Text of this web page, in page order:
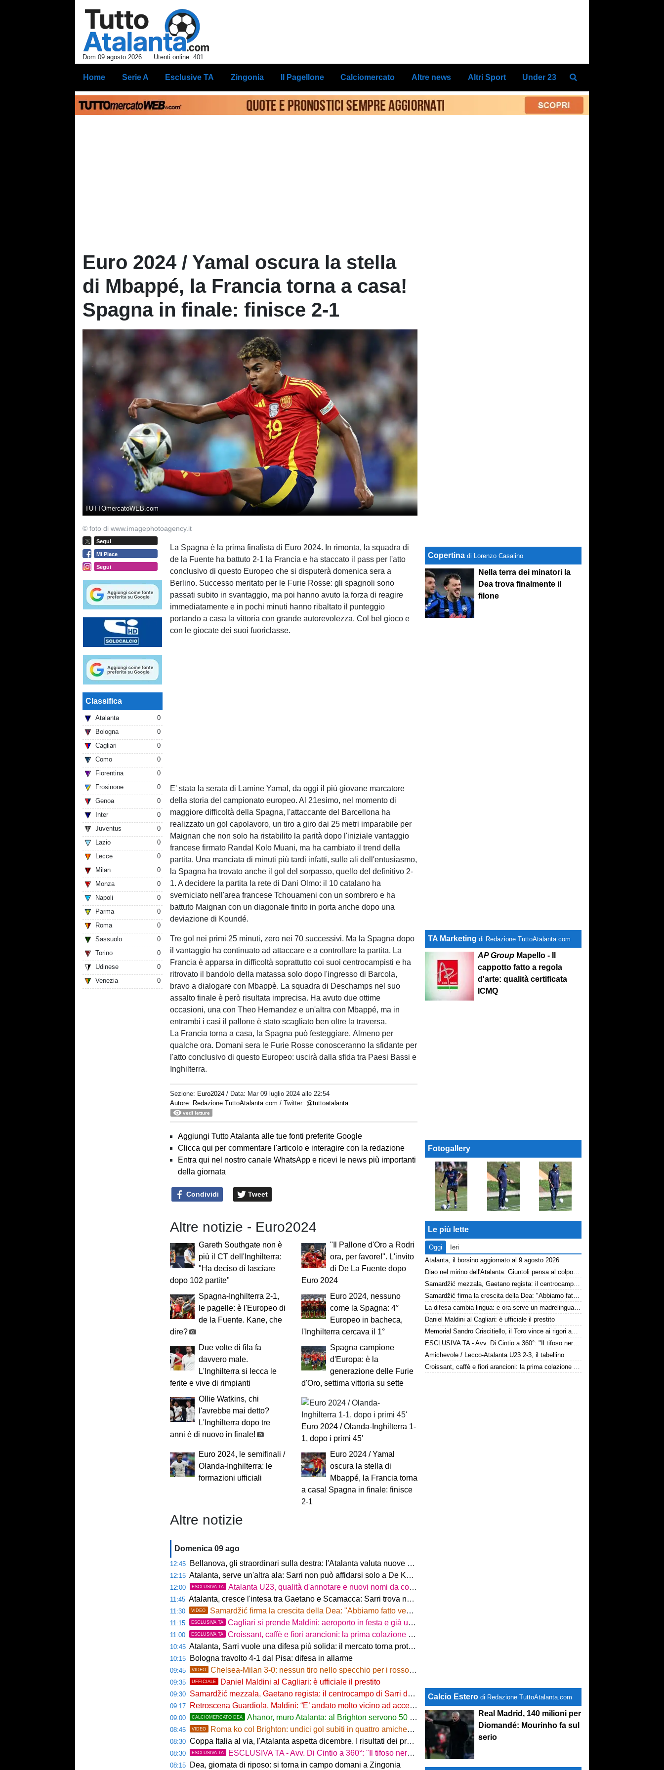
Dom 09 agosto 2026 Utenti online: 401
Home Serie A Esclusive TA Zingonia Il Pagellone Calciomercato Altre news Altri Sport Under 23
Euro 2024 / Yamal oscura la stella
di Mbappé, la Francia torna a casa!
Spagna in finale: finisce 2-1
TUTTOmercatoWEB.com
© foto di www.imagephotoagency.it
Segui
Mi Piace
Segui
Classifica
Atalanta
0
Bologna
0
Cagliari
0
Como
0
Fiorentina
0
Frosinone
0
Genoa
0
Inter
0
Juventus
0
Lazio
0
Lecce
0
Milan
0
Monza
0
Napoli
0
Parma
0
Roma
0
Sassuolo
0
Torino
0
Udinese
0
Venezia
0
La Spagna è la prima finalista di Euro 2024. In rimonta, la squadra di
de la Fuente ha battuto 2-1 la Francia e ha staccato il pass per l'atto
conclusivo di questo Europeo che si disputerà domenica sera a
Berlino. Successo meritato per le Furie Rosse: gli spagnoli sono
passati subito in svantaggio, ma poi hanno avuto la forza di reagire
immediatamente e in pochi minuti hanno ribaltato il punteggio
portando a casa la vittoria con grande autorevolezza. Col bel gioco e
con le giocate dei suoi fuoriclasse.
E' stata la serata di Lamine Yamal, da oggi il più giovane marcatore
della storia del campionato europeo. Al 21esimo, nel momento di
maggiore difficoltà della Spagna, l'attaccante del Barcellona ha
realizzato un gol capolavoro, un tiro a giro dai 25 metri imparabile per
Maignan che non solo ha ristabilito la parità dopo l'iniziale vantaggio
francese firmato Randal Kolo Muani, ma ha cambiato il trend della
partita. Una manciata di minuti più tardi infatti, sulle ali dell'entusiasmo,
la Spagna ha trovato anche il gol del sorpasso, quello del definitivo 2-
1. A decidere la partita la rete di Dani Olmo: il 10 catalano ha
sverniciato nell'area francese Tchouameni con un sombrero e ha
battuto Maignan con un diagonale finito in porta anche dopo una
deviazione di Koundé.
Tre gol nei primi 25 minuti, zero nei 70 successivi. Ma la Spagna dopo
il vantaggio ha continuato ad attaccare e a controllare la partita. La
Francia è apparsa in difficoltà soprattutto coi suoi centrocampisti e ha
ritrovato il bandolo della matassa solo dopo l'ingresso di Barcola,
bravo a dialogare con Mbappè. La squadra di Deschamps nel suo
assalto finale è però risultata imprecisa. Ha avuto due ottime
occasioni, una con Theo Hernandez e un'altra con Mbappé, ma in
entrambi i casi il pallone è stato scagliato ben oltre la traversa.
La Francia torna a casa, la Spagna può festeggiare. Almeno per
qualche ora. Domani sera le Furie Rosse conosceranno la sfidante per
l'atto conclusivo di questo Europeo: uscirà dalla sfida tra Paesi Bassi e
Inghilterra.
Sezione: Euro2024 / Data: Mar 09 luglio 2024 alle 22:54
Autore: Redazione TuttoAtalanta.com / Twitter: @tuttoatalanta
vedi letture
Aggiungi Tutto Atalanta alle tue fonti preferite Google
Clicca qui per commentare l'articolo e interagire con la redazione
Entra qui nel nostro canale WhatsApp e ricevi le news più importanti
della giornata
Condividi Tweet
Altre notizie - Euro2024
Gareth Southgate non è
più il CT dell'Inghilterra:
"Ha deciso di lasciare
dopo 102 partite"
"Il Pallone d'Oro a Rodri
ora, per favore!". L'invito
di De La Fuente dopo
Euro 2024
Spagna-Inghilterra 2-1,
le pagelle: è l'Europeo di
de la Fuente. Kane, che
dire?
Euro 2024, nessuno
come la Spagna: 4°
Europeo in bacheca,
l'Inghilterra cercava il 1°
Due volte di fila fa
davvero male.
L'Inghilterra si lecca le
ferite e vive di rimpianti
Spagna campione
d'Europa: è la
generazione delle Furie
d'Oro, settima vittoria su sette
Ollie Watkins, chi
l'avrebbe mai detto?
L'Inghilterra dopo tre
anni è di nuovo in finale!
Euro 2024 / Olanda-Inghilterra 1-
1, dopo i primi 45'
Euro 2024, le semifinali /
Olanda-Inghilterra: le
formazioni ufficiali
Euro 2024 / Yamal
oscura la stella di
Mbappé, la Francia torna
a casa! Spagna in finale: finisce
2-1
Altre notizie
Domenica 09 ago
12:45 Bellanova, gli straordinari sulla destra: l'Atalanta valuta nuove soluzioni
12:15 Atalanta, serve un'altra ala: Sarri non può affidarsi solo a De Ketelaere
12:00 ESCLUSIVA TA Atalanta U23, qualità d'annotare e nuovi nomi da considerare
11:45 Atalanta, cresce l'intesa tra Gaetano e Scamacca: Sarri trova nuove certezze
11:30 VIDEO Samardžić firma la crescita della Dea: "Abbiamo fatto vedere cosa possiamo fare"
11:15 ESCLUSIVA TA Cagliari si prende Maldini: aeroporto in festa e già un'Europa da regalare
11:00 ESCLUSIVA TA Croissant, caffè e fiori arancioni: la prima colazione bergamasca dei Gaetano
10:45 Atalanta, Sarri vuole una difesa più solida: il mercato torna protagonista
10:15 Bologna travolto 4-1 dal Pisa: difesa in allarme
09:45 VIDEO Chelsea-Milan 3-0: nessun tiro nello specchio per i rossoneri
09:35 UFFICIALE Daniel Maldini al Cagliari: è ufficiale il prestito
09:30 Samardžić mezzala, Gaetano regista: il centrocampo di Sarri decolla
09:17 Retroscena Guardiola, Maldini: “E’ andato molto vicino ad accettare”
09:00 CALCIOMERCATO DEA Ahanor, muro Atalanta: al Brighton servono 50 milioni
08:45 VIDEO Roma ko col Brighton: undici gol subiti in quattro amichevoli
08:30 Coppa Italia al via, l'Atalanta aspetta dicembre. I risultati dei preliminari, Vicenza subito fuori
08:30 ESCLUSIVA TA ESCLUSIVA TA - Avv. Di Cintio a 360°: "Il tifoso nerazzurro non può sentirsi trattato come un
08:15 Dea, giornata di riposo: si torna in campo domani a Zingonia
Copertina di Lorenzo Casalino
Nella terra dei minatori la
Dea trova finalmente il
filone
TA Marketing di Redazione TuttoAtalanta.com
AP Group Mapello - Il
cappotto fatto a regola
d'arte: qualità certificata
ICMQ
Fotogallery
Le più lette
Oggi
Ieri
Atalanta, il borsino aggiornato al 9 agosto 2026
Diao nel mirino dell'Atalanta: Giuntoli pensa al colpo dal Como
Samardžić mezzala, Gaetano regista: il centrocampo di Sarri decolla
Samardžić firma la crescita della Dea: "Abbiamo fatto vedere cosa possiamo fare"
La difesa cambia lingua: e ora serve un madrelingua della zona
Daniel Maldini al Cagliari: è ufficiale il prestito
Memorial Sandro Criscitiello, il Toro vince ai rigori ad Avellino
ESCLUSIVA TA - Avv. Di Cintio a 360°: "Il tifoso nerazzurro non può sentirsi trattato come un bancomat! Diamo tempo a Sarri, su Samardžić..."
Amichevole / Lecco-Atalanta U23 2-3, il tabellino
Croissant, caffè e fiori arancioni: la prima colazione bergamasca dei Gaetano
Calcio Estero di Redazione TuttoAtalanta.com
Real Madrid, 140 milioni per
Diomandé: Mourinho fa sul
serio